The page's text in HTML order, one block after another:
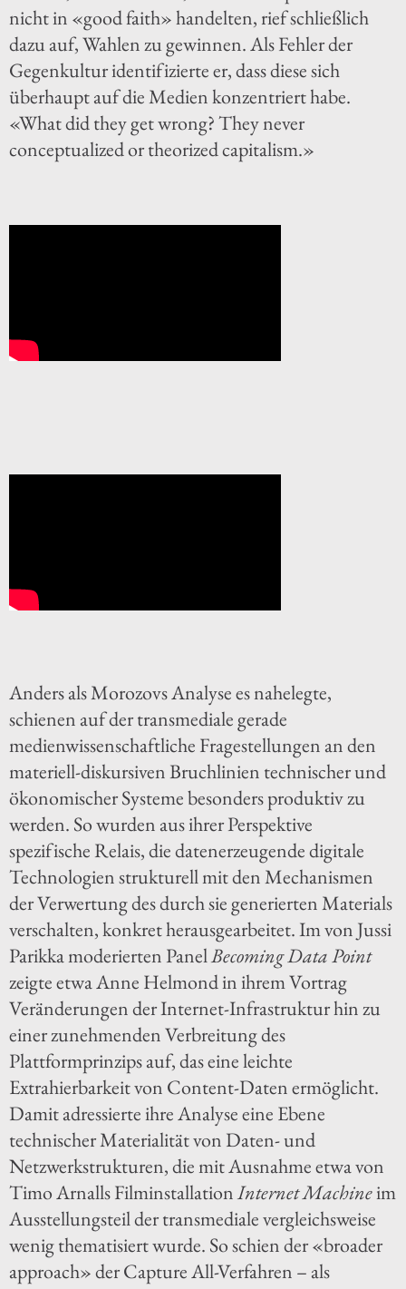
nicht in «good faith» handelten, rief schließlich
dazu auf, Wahlen zu gewinnen. Als Fehler der
Gegenkultur identifizierte er, dass diese sich
überhaupt auf die Medien konzentriert habe.
«What did they get wrong? They never
conceptualized or theorized capitalism.»
Anders als Morozovs Analyse es nahelegte,
schienen auf der transmediale gerade
medienwissenschaftliche Fragestellungen an den
materiell-diskursiven Bruchlinien technischer und
ökonomischer Systeme besonders produktiv zu
werden. So wurden aus ihrer Perspektive
spezifische Relais, die datenerzeugende digitale
Technologien strukturell mit den Mechanismen
der Verwertung des durch sie generierten Materials
verschalten, konkret herausgearbeitet. Im von Jussi
Parikka moderierten PanelBecoming Data Point
zeigte etwa Anne Helmond in ihrem Vortrag
Veränderungen der Internet-Infrastruktur hin zu
einer zunehmenden Verbreitung des
Plattformprinzips auf, das eine leichte
Extrahierbarkeit von Content-Daten ermöglicht.
Damit adressierte ihre Analyse eine Ebene
technischer Materialität von Daten- und
Netzwerkstrukturen, die mit Ausnahme etwa von
Timo Arnalls FilminstallationInternet Machineim
Ausstellungsteil der transmediale vergleichsweise
wenig thematisiert wurde. So schien der «broader
approach» der Capture All-Verfahren – als